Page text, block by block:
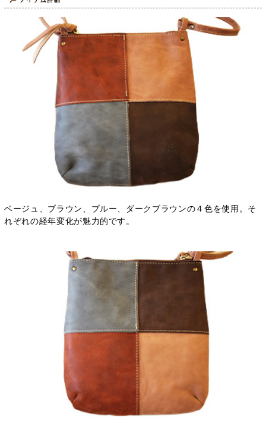
ベージュ、ブラウン、ブルー、ダークブラウンの４色を使用。そ
れぞれの経年変化が魅力的です。